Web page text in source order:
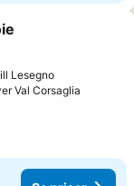
Favoriter
Lesegno
Val Corsaglia